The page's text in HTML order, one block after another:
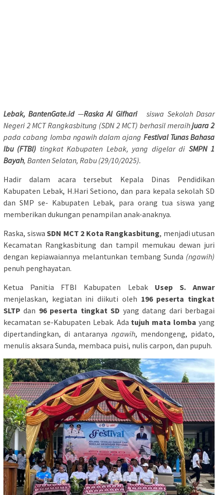
Lebak, BantenGate.id—Raska Al Gifharisiswa Sekolah Dasar
Negeri 2 MCT Rangkasbitung (SDN 2 MCT) berhasil meraihjuara 2
pada cabang lomba ngawih dalam ajang Festival Tunas Bahasa
Ibu (FTBI) tingkat Kabupaten Lebak, yang digelar di SMPN 1
Bayah, Banten Selatan, Rabu (29/10/2025).
Hadir dalam acara tersebut Kepala Dinas Pendidikan
Kabupaten Lebak, H.Hari Setiono, dan para kepala sekolah SD
dan SMP se- Kabupaten Lebak, para orang tua siswa yang
memberikan dukungan penampilan anak-anaknya.
Raska, siswa SDN MCT 2 Kota Rangkasbitung, menjadi utusan
Kecamatan Rangkasbitung dan tampil memukau dewan juri
dengan kepiawaiannya melantunkan tembang Sunda (ngawih)
penuh penghayatan.
Ketua Panitia FTBI Kabupaten Lebak Usep S. Anwar
menjelaskan, kegiatan ini diikuti oleh 196 peserta tingkat
SLTP dan 96 peserta tingkat SD yang datang dari berbagai
kecamatan se-Kabupaten Lebak. Ada tujuh mata lomba yang
dipertandingkan, di antaranya ngawih, mendongeng, pidato,
menulis aksara Sunda, membaca puisi, nulis carpon, dan pupuh.